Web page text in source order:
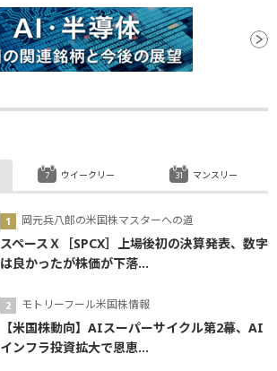
岡元兵八郎の米国株マスターへの道
スペースＸ［SPCX］上場後初の決算発表、数字
は良かったが株価が下落...
モトリーフール米国株情報
【米国株動向】AIスーパーサイクル第2幕、AI
インフラ投資拡大で恩恵...
ウイークリー マンスリー